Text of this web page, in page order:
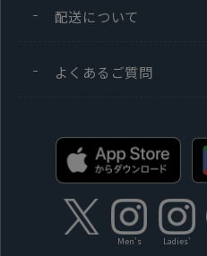
配送について
よくあるご質問
Men's Ladies'